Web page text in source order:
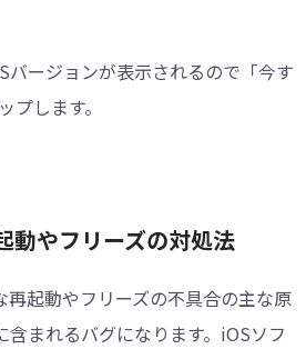
バージョンが表示されるので「今す
プします。
動やフリーズの対処法
起動やフリーズの不具合の主な原
まれるバグになります。iOSソフ